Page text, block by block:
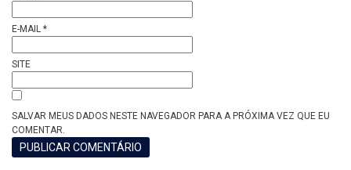
E-MAIL *
SITE
SALVAR MEUS DADOS NESTE NAVEGADOR PARA A PRÓXIMA VEZ QUE EU
COMENTAR.